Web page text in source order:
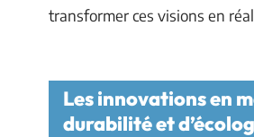
transformer ces visions en
Les innovations en
durabilité et